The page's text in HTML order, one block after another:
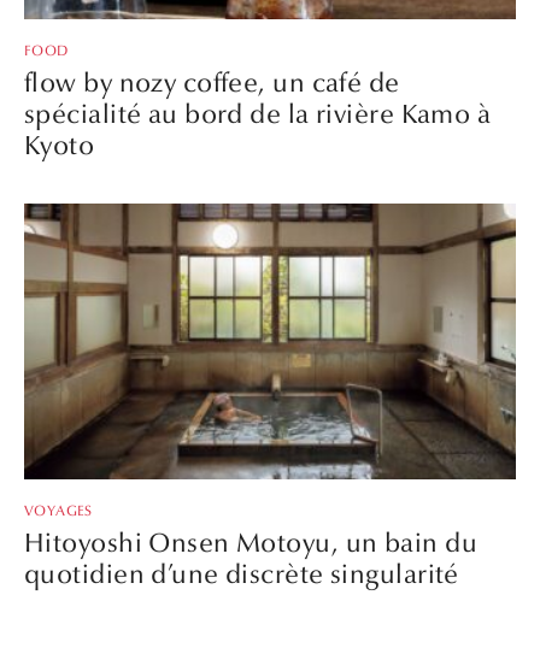
FOOD
flow by nozy coffee, un café de
spécialité au bord de la rivière Kamo à
Kyoto
VOYAGES
Hitoyoshi Onsen Motoyu, un bain du
quotidien d’une discrète singularité